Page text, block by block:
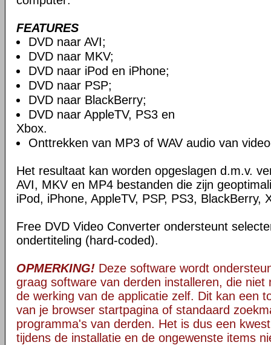
FEATURES
DVD naar AVI;
DVD naar MKV;
DVD naar iPod en iPhone;
DVD naar PSP;
DVD naar BlackBerry;
DVD naar AppleTV, PS3 en
Xbox.
Onttrekken van MP3 of WAV audio van
Het resultaat kan worden opgeslagen d.m.v.
AVI, MKV en MP4 bestanden die zijn
iPod, iPhone, AppleTV, PSP, PS3, BlackBerry,
Free DVD Video Converter ondersteunt
ondertiteling (hard-coded).
OPMERKING! Deze software wordt
graag software van derden installeren, die niet
de werking van de applicatie zelf. Dit kan een
van je browser startpagina of standaard
programma's van derden. Het is dus een
tijdens de installatie en de ongewenste items